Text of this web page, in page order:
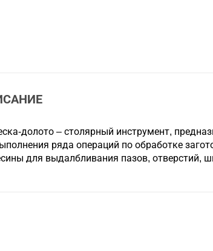
долото – столярный инструмент,
ряда операций по обработке
для выдалбливания пазов, отверстий,